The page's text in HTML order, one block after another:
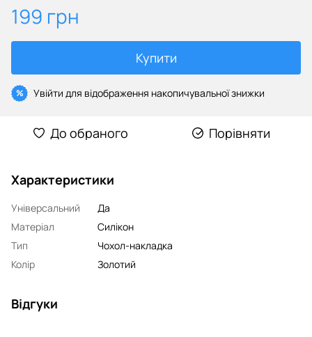
199 грн
Купити
% Увійти для відображення накопичувальної знижки
До обраного Порівняти
Характеристики
Універсальний
Да
Матеріал
Силікон
Тип
Чохол-накладка
Колір
Золотий
Відгуки